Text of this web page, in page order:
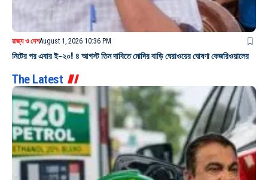
রাজ্য ও দেশAugust 1, 2026 10:36 PM
নিটের পর এবার ই-২০! ৪ আগস্ট তিন দাবিতে মোদির বাড়ি ঘেরাওয়ের ঘোষণা কেজরিওয়ালের
The Latest